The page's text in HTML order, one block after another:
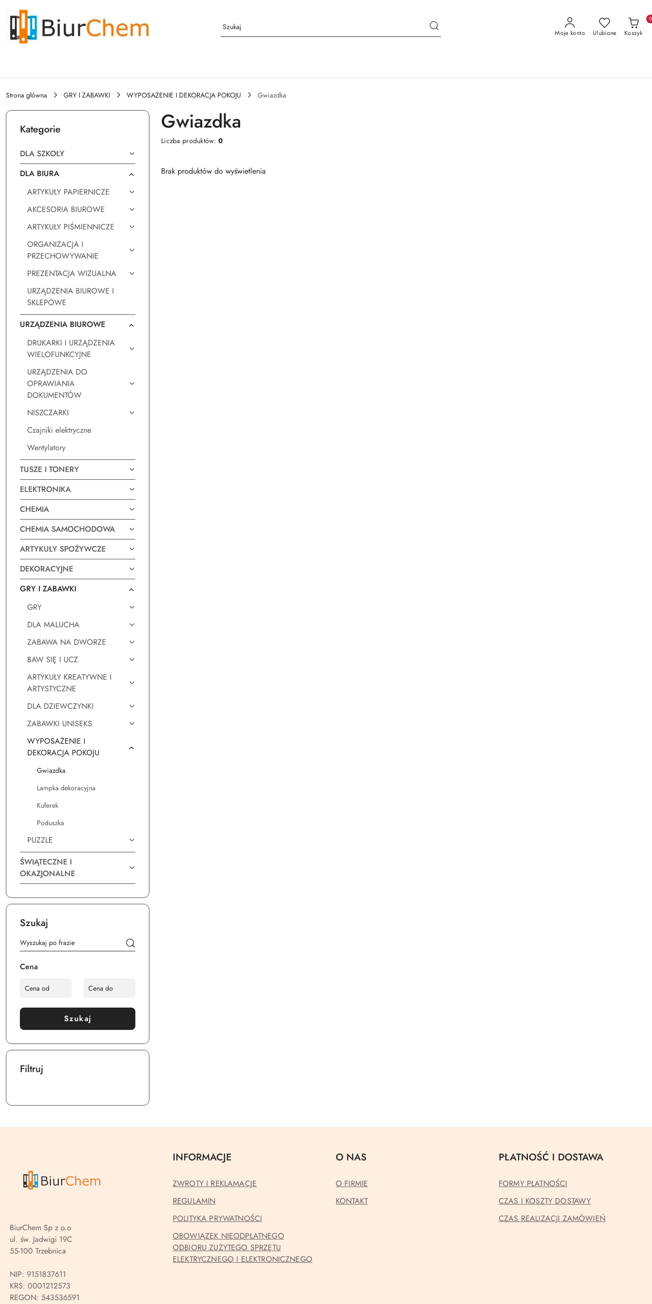
Przejdź do treści głównej
Przejdź do wyszukiwarki
Przejdź do moje konto
Przejdź do menu głównego
Przejdź do stopki
Moje konto Ulubione Koszyk
0
Strona główna GRY I ZABAWKI WYPOSAŻENIE I DEKORACJA POKOJU Gwiazdka
Kategorie
DLA SZKOŁY
DLA BIURA
ARTYKUŁY PAPIERNICZE
AKCESORIA BIUROWE
ARTYKUŁY PIŚMIENNICZE
ORGANIZACJA I
PRZECHOWYWANIE
PREZENTACJA WIZUALNA
URZĄDZENIA BIUROWE I
SKLEPOWE
URZĄDZENIA BIUROWE
DRUKARKI I URZĄDZENIA
WIELOFUNKCYJNE
URZĄDZENIA DO
OPRAWIANIA
DOKUMENTÓW
NISZCZARKI
Czajniki elektryczne
Wentylatory
TUSZE I TONERY
ELEKTRONIKA
CHEMIA
CHEMIA SAMOCHODOWA
ARTYKUŁY SPOŻYWCZE
DEKORACYJNE
GRY I ZABAWKI
GRY
DLA MALUCHA
ZABAWA NA DWORZE
BAW SIĘ I UCZ
ARTYKUŁY KREATYWNE I
ARTYSTYCZNE
DLA DZIEWCZYNKI
ZABAWKI UNISEKS
WYPOSAŻENIE I
DEKORACJA POKOJU
Gwiazdka
Lampka dekoracyjna
Kuferek
Poduszka
PUZZLE
ŚWIĄTECZNE I
OKAZJONALNE
Szukaj
Cena
Szukaj
Filtruj
Gwiazdka
Liczba produktów:0
Brak produktów do wyświetlenia
BiurChem Sp z o.o
ul. św. Jadwigi 19C
55-100 Trzebnica
NIP: 9151837611
KRS: 0001212573
REGON: 543536591
INFORMACJE
ZWROTY I REKLAMACJE
REGULAMIN
POLITYKA PRYWATNOŚCI
OBOWIĄZEK NIEODPŁATNEGO
ODBIORU ZUŻYTEGO SPRZĘTU
ELEKTRYCZNEGO I ELEKTRONICZNEGO
O NAS
O FIRMIE
KONTAKT
PŁATNOŚĆ I DOSTAWA
FORMY PŁATNOŚCI
CZAS I KOSZTY DOSTAWY
CZAS REALIZACJI ZAMÓWIEŃ